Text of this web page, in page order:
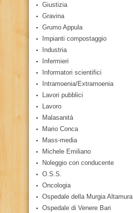
Giustizia
Gravina
Grumo Appula
Impianti compostaggio
Industria
Infermieri
Informatori scientifici
Intramoenia/Extramoenia
Lavori pubblici
Lavoro
Malasanità
Mario Conca
Mass-media
Michele Emiliano
Noleggio con conducente
O.S.S.
Oncologia
Ospedale della Murgia Altamura
Ospedale di Venere Bari